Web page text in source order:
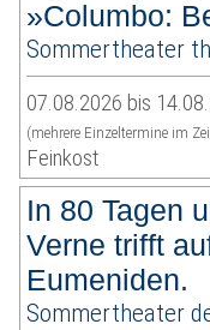
»Columbo:
Sommertheater
07.08.2026 bis
(mehrere Einzeltermine im
Feinkost
In 80 Tagen
Verne trifft
Eumeniden.
Sommertheater